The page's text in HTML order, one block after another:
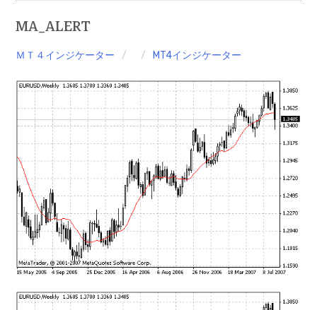
MT5EAﾀﾞｳﾝﾛｰﾄﾞ
MT5インジケーター
mqファイルをexファイルにする方法
MA_ALERT
ＭＴ４インジケーター MT4インジケーター